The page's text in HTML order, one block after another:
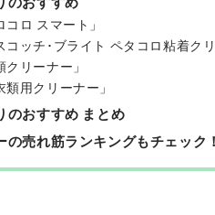
ロ スマート」
コッチ･ブライト ペタコロ粘着ク
リーナー」
用クリーナー」
のおすすめ まとめ
の売れ筋ランキングもチェック！